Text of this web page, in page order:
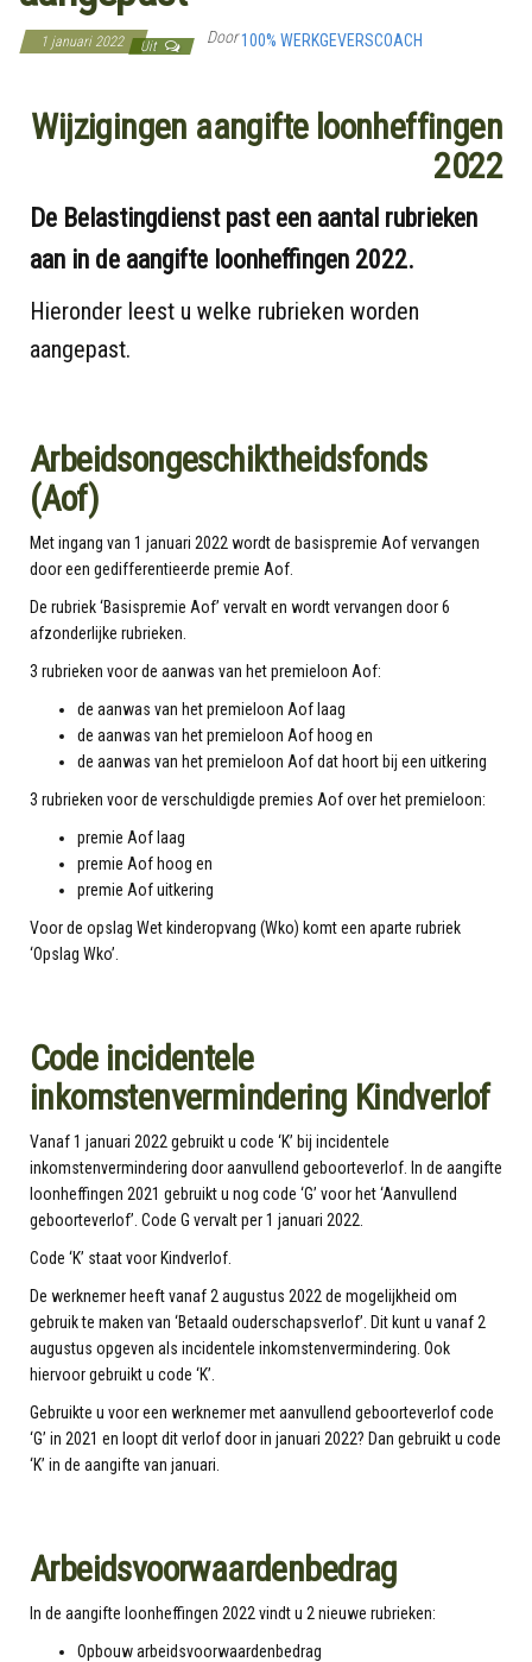
1 januari 2022 Uit Door100% WERKGEVERSCOACH
Wijzigingen aangifte loonheffingen
2022
De Belastingdienst past een aantal rubrieken
aan in de aangifte loonheffingen 2022.
Hieronder leest u welke rubrieken worden
aangepast.
Arbeidsongeschiktheidsfonds
(Aof)
Met ingang van 1 januari 2022 wordt de basispremie Aof vervangen
door een gedifferentieerde premie Aof.
De rubriek ‘Basispremie Aof’ vervalt en wordt vervangen door 6
afzonderlijke rubrieken.
3 rubrieken voor de aanwas van het premieloon Aof:
de aanwas van het premieloon Aof laag
de aanwas van het premieloon Aof hoog en
de aanwas van het premieloon Aof dat hoort bij een uitkering
3 rubrieken voor de verschuldigde premies Aof over het premieloon:
premie Aof laag
premie Aof hoog en
premie Aof uitkering
Voor de opslag Wet kinderopvang (Wko) komt een aparte rubriek
‘Opslag Wko’.
Code incidentele
inkomstenvermindering Kindverlof
Vanaf 1 januari 2022 gebruikt u code ‘K’ bij incidentele
inkomstenvermindering door aanvullend geboorteverlof. In de aangifte
loonheffingen 2021 gebruikt u nog code ‘G’ voor het ‘Aanvullend
geboorteverlof’. Code G vervalt per 1 januari 2022.
Code ‘K’ staat voor Kindverlof.
De werknemer heeft vanaf 2 augustus 2022 de mogelijkheid om
gebruik te maken van ‘Betaald ouderschapsverlof’. Dit kunt u vanaf 2
augustus opgeven als incidentele inkomstenvermindering. Ook
hiervoor gebruikt u code ‘K’.
Gebruikte u voor een werknemer met aanvullend geboorteverlof code
‘G’ in 2021 en loopt dit verlof door in januari 2022? Dan gebruikt u code
‘K’ in de aangifte van januari.
Arbeidsvoorwaardenbedrag
In de aangifte loonheffingen 2022 vindt u 2 nieuwe rubrieken:
Opbouw arbeidsvoorwaardenbedrag